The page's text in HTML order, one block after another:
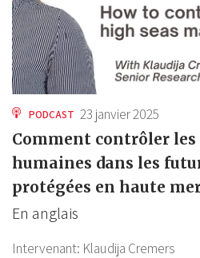
PODCAST 23 janvier 2025
Comment contrôler
humaines dans les
protégées en haute
En anglais
Intervenant: Klaudija Cremers